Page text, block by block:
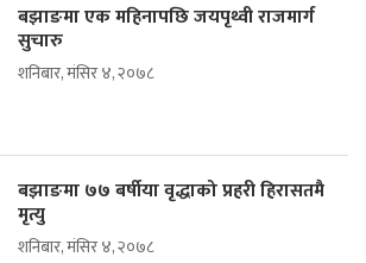
बझाङमा एक महिनापछि जयपृथ्वी राजमार्ग
सुचारु
शनिबार, मंसिर ४, २०७८
बझाङमा ७७ बर्षीया वृद्धाको प्रहरी हिरासतमै
मृत्यु
शनिबार, मंसिर ४, २०७८